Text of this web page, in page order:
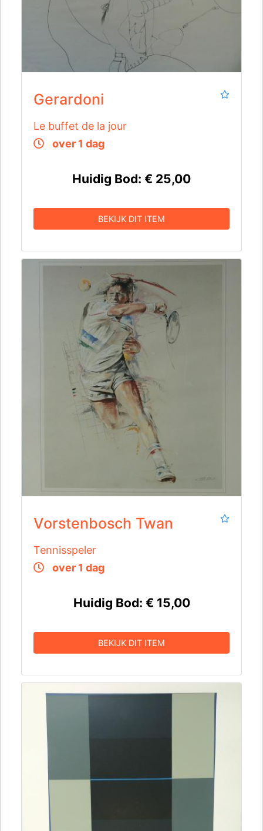
Gerardoni
Le buffet de la jour
over 1 dag
Huidig Bod: € 25,00
BEKIJK DIT ITEM
Vorstenbosch Twan
Tennisspeler
over 1 dag
Huidig Bod: € 15,00
BEKIJK DIT ITEM